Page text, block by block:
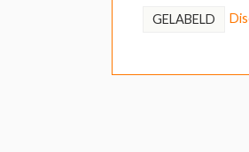
GELABELD